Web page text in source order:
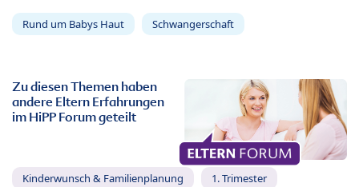
Rund um Babys Haut Schwangerschaft
Zu diesen Themen haben
andere Eltern Erfahrungen
im HiPP Forum geteilt
Kinderwunsch & Familienplanung 1. Trimester